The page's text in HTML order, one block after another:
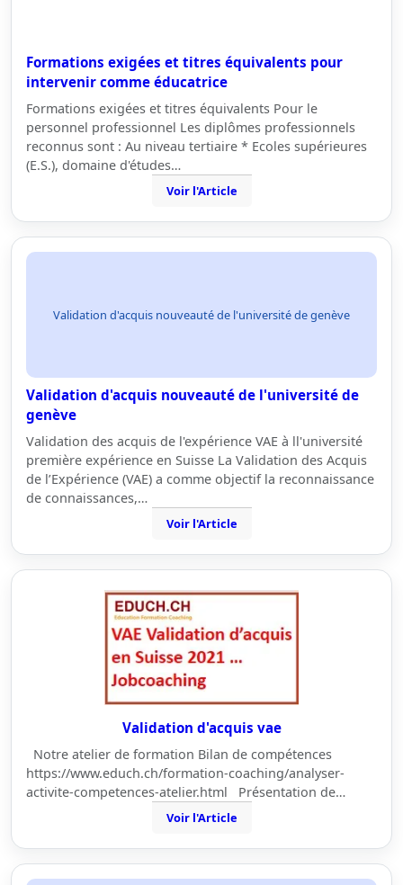
Formations exigées et titres équivalents pour
intervenir comme éducatrice
Formations exigées et titres équivalents Pour le
personnel professionnel Les diplômes professionnels
reconnus sont : Au niveau tertiaire * Ecoles supérieures
(E.S.), domaine d'études…
Voir l'Article
Validation d'acquis nouveauté de l'université de genève
Validation d'acquis nouveauté de l'université de
genève
Validation des acquis de l'expérience VAE à ll'université
première expérience en Suisse La Validation des Acquis
de l’Expérience (VAE) a comme objectif la reconnaissance
de connaissances,…
Voir l'Article
Validation d'acquis vae
Notre atelier de formation Bilan de compétences
https://www.educh.ch/formation-coaching/analyser-
activite-competences-atelier.html Présentation de…
Voir l'Article